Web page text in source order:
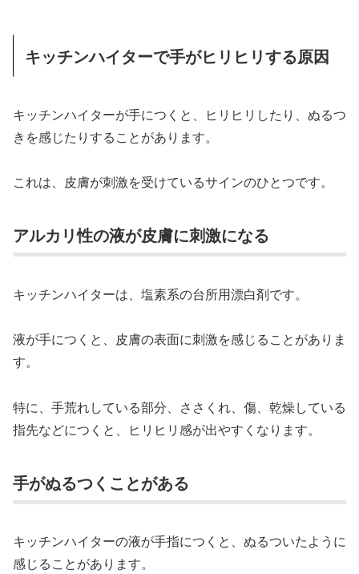
キッチンハイターで手がヒリヒリする原因
キッチンハイターが手につくと、ヒリヒリしたり、ぬるつ
きを感じたりすることがあります。
これは、皮膚が刺激を受けているサインのひとつです。
アルカリ性の液が皮膚に刺激になる
キッチンハイターは、塩素系の台所用漂白剤です。
液が手につくと、皮膚の表面に刺激を感じることがありま
す。
特に、手荒れしている部分、ささくれ、傷、乾燥している
指先などにつくと、ヒリヒリ感が出やすくなります。
手がぬるつくことがある
キッチンハイターの液が手指につくと、ぬるついたように
感じることがあります。